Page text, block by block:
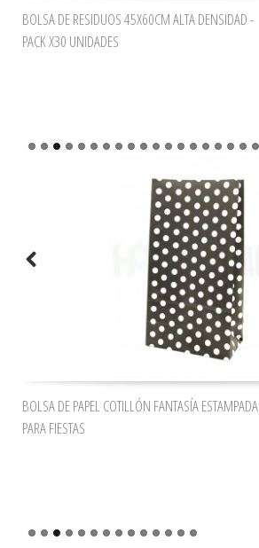
BOLSA DE RESIDUOS 45X60CM ALTA DENSIDAD -
PACK X30 UNIDADES
BOLSA DE PAPEL COTILLÓN FANTASÍA ESTAMPADA
PARA FIESTAS